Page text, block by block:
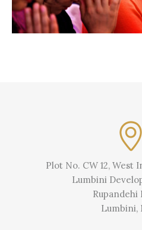
Plot No. CW 12, West
Lumbini
Rupandehi
Lumbini,